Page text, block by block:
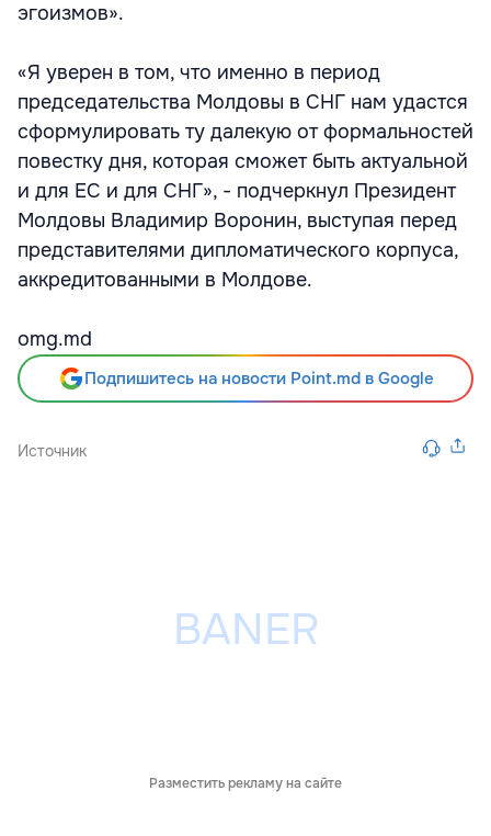
эгоизмов».
«Я уверен в том, что именно в период
председательства Молдовы в СНГ нам удастся
сформулировать ту далекую от формальностей
повестку дня, которая сможет быть актуальной
и для ЕС и для СНГ», - подчеркнул Президент
Молдовы Владимир Воронин, выступая перед
представителями дипломатического корпуса,
аккредитованными в Молдове.
omg.md
Подпишитесь на новости Point.md в Google
Источник
Разместить рекламу на сайте